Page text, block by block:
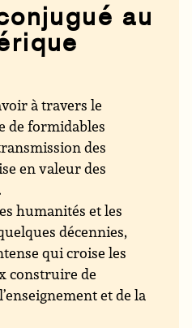
au
à travers le
de formidables
des
en valeur des
humanités et les
décennies,
qui croise les
construire de
et de la